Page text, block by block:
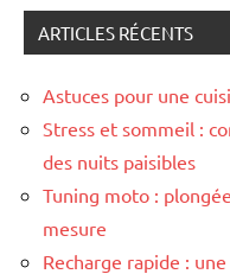
:
ARTICLES RÉCENTS
Astuces pour une
Stress et sommeil :
des nuits paisibles
Tuning moto :
mesure
Recharge rapide :